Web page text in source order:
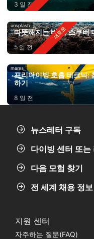
3 일 전
unsplash
따뜻해지는 바다: 스쿠버
5 일 전
mares
프리다이빙 호흡 테크닉:
하기
8 일 전
뉴스레터 구독
다이빙 센터 또는
다음 모험 찾기
전 세계 채용 정보
지원 센터
자주하는 질문(FAQ)